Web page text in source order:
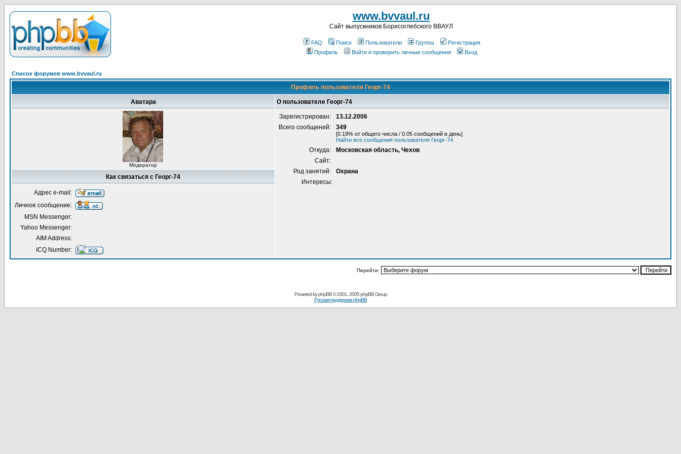
www.bvvaul.ru
Cайт выпускников Борисоглебского ВВАУЛ
FAQ Поиск Пользователи Группы
Регистрация
Профиль
Войти и проверить личные сообщения Вход
Список форумов www.bvvaul.ru
Профиль пользователя Георг-74
Аватара О пользователе Георг-74
Модератор
Зарегистрирован:
13.12.2006
Всего сообщений:
349
[0.19% от общего числа / 0.05 сообщений в день]
Найти все сообщения пользователя Георг-74
Откуда:
Московская область, Чехов
Сайт:
Род занятий:
Охрана
Интересы:
Как связаться с Георг-74
Адрес e-mail:
Личное сообщение:
MSN Messenger:
Yahoo Messenger:
AIM Address:
ICQ Number:
Перейти:
Powered byphpBB© 2001, 2005 phpBB Group
Русская поддержка phpBB